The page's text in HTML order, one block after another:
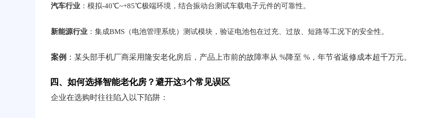
汽车行业 ：模拟-40℃~+85℃极端环境，结合振动台测试车载电子元件的可靠性。
新能源行业 ：集成BMS（电池管理系统）测试模块，验证电池包在过充、过放、短路等工况下的安全性。
案例 ：某头部手机厂商采用隆安老化房后，产品上市前的故障率从 %降至 %，年节省返修成本超千万元。
四、如何选择智能老化房？避开这3个常见误区
企业在选购时往往陷入以下陷阱：